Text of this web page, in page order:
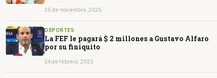
25 de noviembre, 2025
DEPORTES
La FEF le pagará $ 2 millones a Gustavo Alfaro
por su finiquito
24 de febrero, 2025